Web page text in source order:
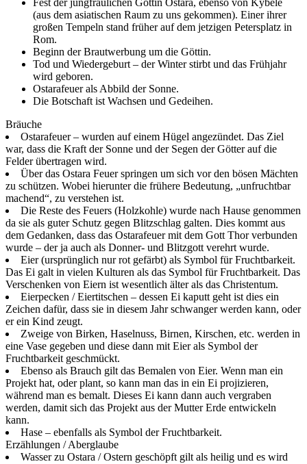
(aus dem asiatischen Raum zu uns gekommen). Einer ihrer
großen Tempeln stand früher auf dem jetzigen Petersplatz in
Rom.
Beginn der Brautwerbung um die Göttin.
Tod und Wiedergeburt – der Winter stirbt und das Frühjahr
wird geboren.
Ostarafeuer als Abbild der Sonne.
Die Botschaft ist Wachsen und Gedeihen.
Bräuche
Ostarafeuer – wurden auf einem Hügel angezündet. Das Ziel
war, dass die Kraft der Sonne und der Segen der Götter auf die
Felder übertragen wird.
Über das Ostara Feuer springen um sich vor den bösen Mächten
zu schützen. Wobei hierunter die frühere Bedeutung, „unfruchtbar
machend“, zu verstehen ist.
Die Reste des Feuers (Holzkohle) wurde nach Hause genommen
da sie als guter Schutz gegen Blitzschlag galten. Dies kommt aus
dem Gedanken, dass das Ostarafeuer mit dem Gott Thor verbunden
wurde – der ja auch als Donner- und Blitzgott verehrt wurde.
Eier (ursprünglich nur rot gefärbt) als Symbol für Fruchtbarkeit.
Das Ei galt in vielen Kulturen als das Symbol für Fruchtbarkeit. Das
Verschenken von Eiern ist wesentlich älter als das Christentum.
Eierpecken / Eiertitschen – dessen Ei kaputt geht ist dies ein
Zeichen dafür, dass sie in diesem Jahr schwanger werden kann, oder
er ein Kind zeugt.
Zweige von Birken, Haselnuss, Birnen, Kirschen, etc. werden in
eine Vase gegeben und diese dann mit Eier als Symbol der
Fruchtbarkeit geschmückt.
Ebenso als Brauch gilt das Bemalen von Eier. Wenn man ein
Projekt hat, oder plant, so kann man das in ein Ei projizieren,
während man es bemalt. Dieses Ei kann dann auch vergraben
werden, damit sich das Projekt aus der Mutter Erde entwickeln
kann.
Hase – ebenfalls als Symbol der Fruchtbarkeit.
Erzählungen / Aberglaube
Wasser zu Ostara / Ostern geschöpft gilt als heilig und es wird